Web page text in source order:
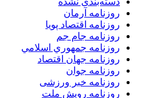
روزنامه آرمان
روزنامه اقتصاد پویا
روزنامه جام جم
روزنامه جمهوري اسلامي
روزنامه جهان اقتصاد
روزنامه جوان
روزنامه خبر ورزشى
روزنامه رویش ملت